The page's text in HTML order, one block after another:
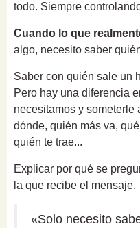
todo. Siempre
Cuando lo que
algo, necesito saber
Saber con quién sale un
Pero hay una diferencia
necesitamos y someterle
dónde, quién más va,
quién te trae...
Explicar por qué se
la que recibe el mensaje.
«Solo necesito